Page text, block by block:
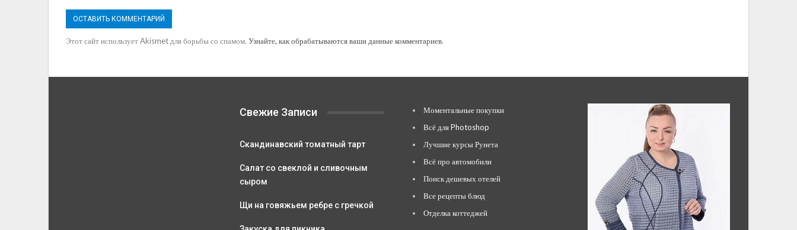
Этот сайт использует Akismet для борьбы со спамом. Узнайте, как обрабатываются ваши данные комментариев.
Свежие Записи
Скандинавский томатный тарт
Салат со свеклой и сливочным
сыром
Щи на говяжьем ребре с гречкой
Моментальные покупки
Всё для Photoshop
Лучшие курсы Рунета
Всё про автомобили
Поиск дешевых отелей
Все рецепты блюд
Отделка коттеджей